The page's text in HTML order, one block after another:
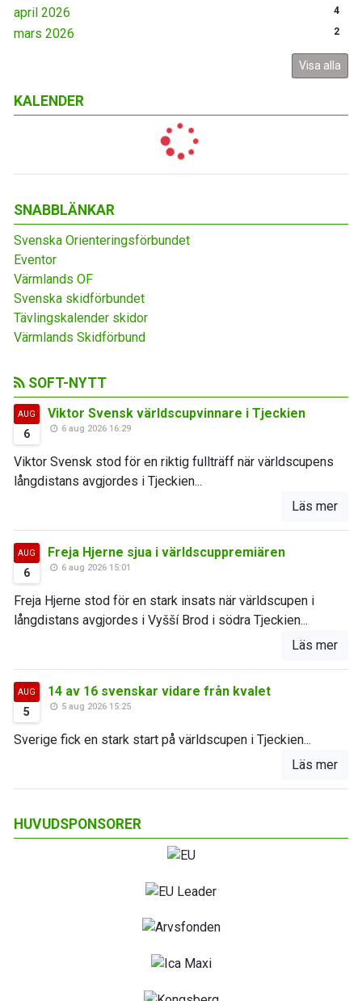
april 2026 4
mars 2026 2
Visa alla
KALENDER
SNABBLÄNKAR
Svenska Orienteringsförbundet
Eventor
Värmlands OF
Svenska skidförbundet
Tävlingskalender skidor
Värmlands Skidförbund
SOFT-NYTT
AUG
6
Viktor Svensk världscupvinnare i Tjeckien
6 aug 2026 16:29
Viktor Svensk stod för en riktig fullträff när världscupens
långdistans avgjordes i Tjeckien...
Läs mer
AUG
6
Freja Hjerne sjua i världscuppremiären
6 aug 2026 15:01
Freja Hjerne stod för en stark insats när världscupen i
långdistans avgjordes i Vyšší Brod i södra Tjeckien...
Läs mer
AUG
5
14 av 16 svenskar vidare från kvalet
5 aug 2026 15:25
Sverige fick en stark start på världscupen i Tjeckien...
Läs mer
HUVUDSPONSORER